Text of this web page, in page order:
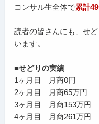
コンサル生全体で累計
読者の皆さんにも、せ
います。
■せどりの実績
1ヶ月目 月商0円
2ヶ月目 月商65万円
3ヶ月目 月商153万円
4ヶ月目 月商261万円